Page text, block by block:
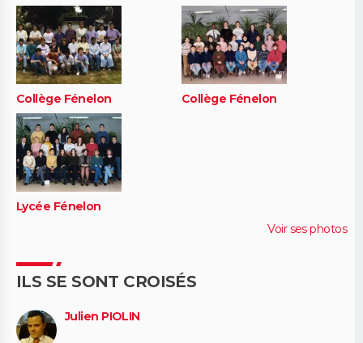
Collège Fénelon Collège Fénelon
Lycée Fénelon
Voir ses photos
ILS SE SONT CROISÉS
Julien PIOLIN